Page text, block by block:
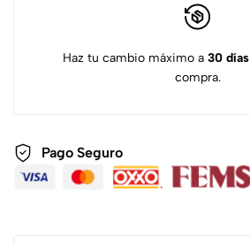
Haz tu cambio máximo a 30 días
compra.
Pago Seguro